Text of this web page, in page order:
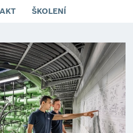
ŠKOLENÍ